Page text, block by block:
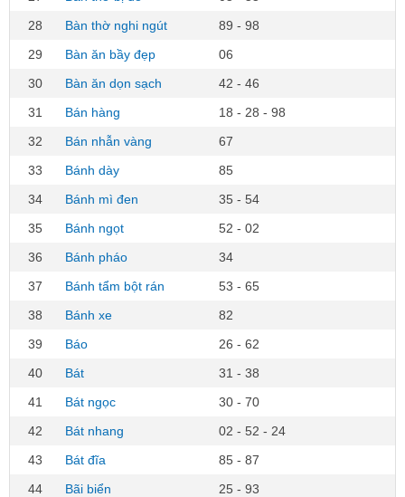
28
Bàn thờ nghi ngút
89 - 98
29
Bàn ăn bầy đẹp
06
30
Bàn ăn dọn sạch
42 - 46
31
Bán hàng
18 - 28 - 98
32
Bán nhẫn vàng
67
33
Bánh dày
85
34
Bánh mì đen
35 - 54
35
Bánh ngọt
52 - 02
36
Bánh pháo
34
37
Bánh tẩm bột rán
53 - 65
38
Bánh xe
82
39
Báo
26 - 62
40
Bát
31 - 38
41
Bát ngọc
30 - 70
42
Bát nhang
02 - 52 - 24
43
Bát đĩa
85 - 87
44
Bãi biển
25 - 93